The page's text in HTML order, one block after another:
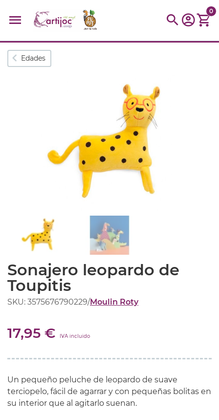
Búsquedas populares
Puzzle
Botella
0
Edades
Sonajero leopardo de
Toupitis
SKU: 3575676790229/Moulin Roty
17,95 € IVA incluido
Un pequeño peluche de leopardo de suave
terciopelo, fácil de agarrar y con pequeñas bolitas en
su interior que al agitarlo suenan.